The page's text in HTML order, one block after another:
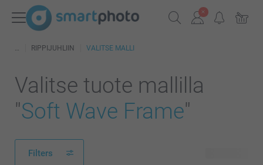
RIPPIJUHLIIN VALITSE MALLI
Valitse tuote mallilla
"Soft Wave Frame"
Filters